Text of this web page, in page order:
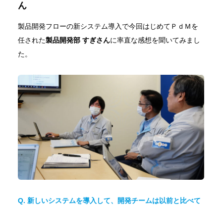
ん
製品開発フローの新システム導入で今回はじめてＰｄＭを
任された製品開発部 すぎさんに率直な感想を聞いてみまし
た。
Q. 新しいシステムを導入して、開発チームは以前と比べて